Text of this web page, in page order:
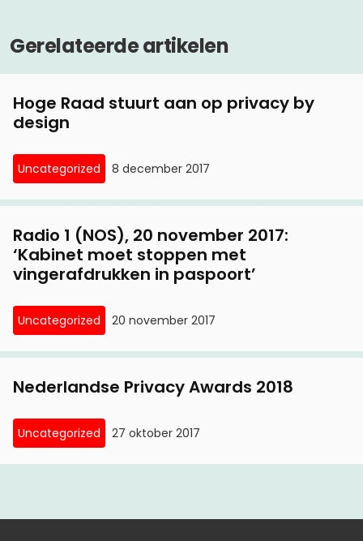
Gerelateerde artikelen
Hoge Raad stuurt aan op privacy by
design
Uncategorized 8 december 2017
Radio 1 (NOS), 20 november 2017:
‘Kabinet moet stoppen met
vingerafdrukken in paspoort’
Uncategorized 20 november 2017
Nederlandse Privacy Awards 2018
Uncategorized 27 oktober 2017